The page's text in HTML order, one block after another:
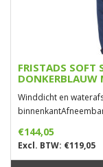
FRISTADS SOFT
Winddicht en
€144,05
Excl. BTW: €119,05